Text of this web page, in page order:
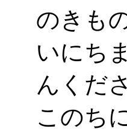
のきも
いにち
んくだ
このち